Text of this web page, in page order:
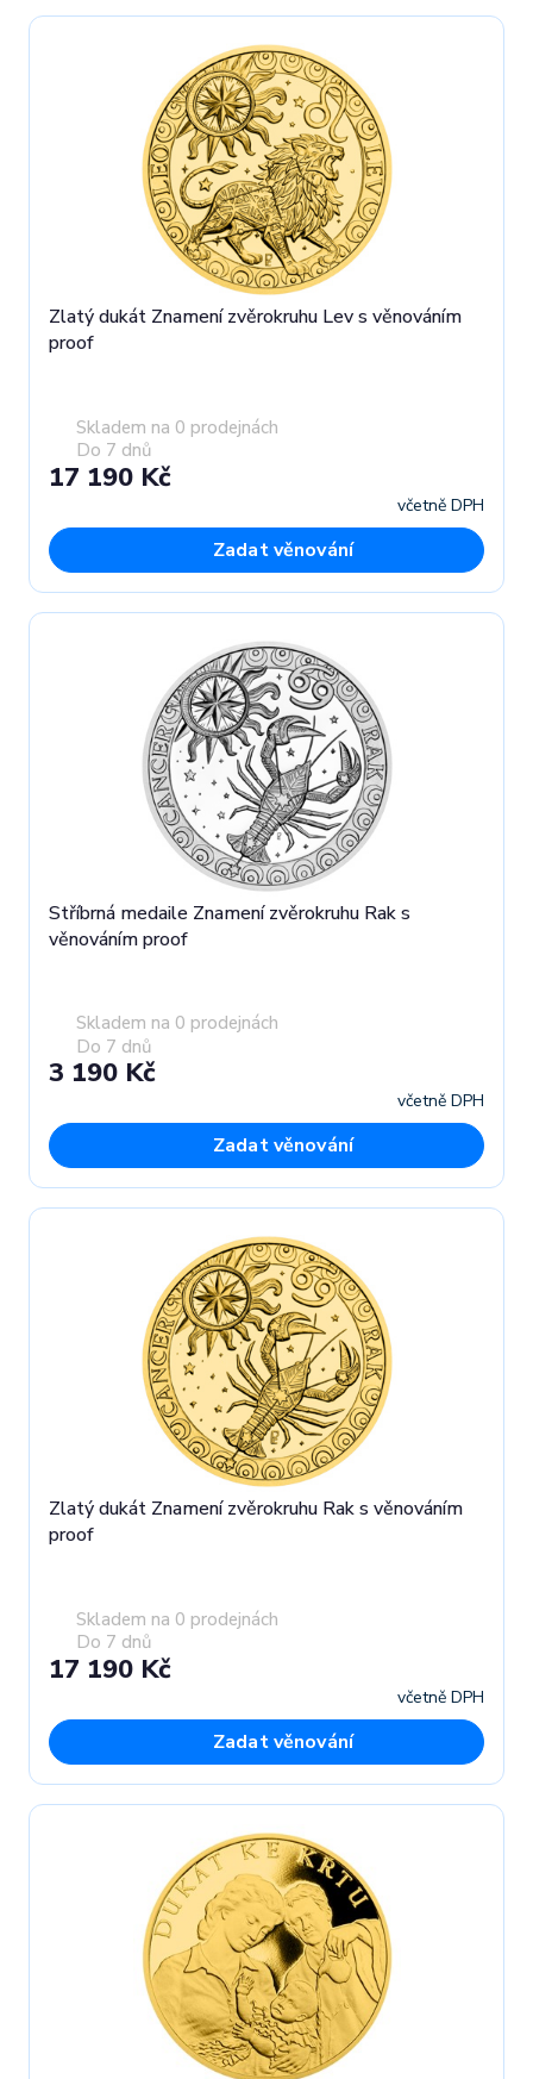
Zlatý dukát Znamení zvěrokruhu Lev s věnováním
proof
Skladem na 0 prodejnách
Do 7 dnů
17 190 Kč
včetně DPH
Zadat věnování
Stříbrná medaile Znamení zvěrokruhu Rak s
věnováním proof
Skladem na 0 prodejnách
Do 7 dnů
3 190 Kč
včetně DPH
Zadat věnování
Zlatý dukát Znamení zvěrokruhu Rak s věnováním
proof
Skladem na 0 prodejnách
Do 7 dnů
17 190 Kč
včetně DPH
Zadat věnování